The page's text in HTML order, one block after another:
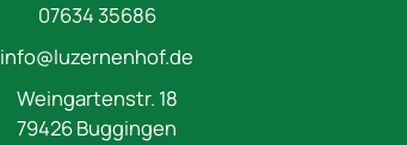
07634 35686
info@luzernenhof.de
Weingartenstr. 18
79426 Buggingen